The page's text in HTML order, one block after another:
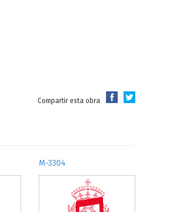
Compartir esta obra
M-3304